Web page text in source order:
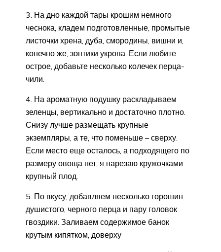
3. На дно каждой тары крошим немного
чеснока, кладем подготовленные, промытые
листочки хрена, дуба, смородины, вишни и,
конечно же, зонтики укропа. Если любите
острое, добавьте несколько колечек перца-
чили.
4. На ароматную подушку раскладываем
зеленцы, вертикально и достаточно плотно.
Снизу лучше размещать крупные
экземпляры, а те, что поменьше – сверху.
Если место еще осталось, а подходящего по
размеру овоща нет, я нарезаю кружочками
крупный плод.
5. По вкусу, добавляем несколько горошин
душистого, черного перца и пару головок
гвоздики. Заливаем содержимое банок
крутым кипятком, доверху